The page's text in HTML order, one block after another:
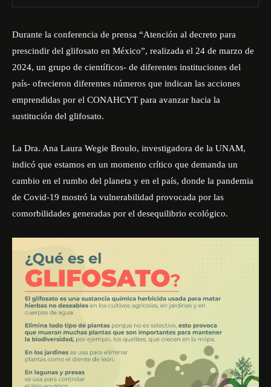
Durante la conferencia de prensa “Atención al decreto para
prescindir del glifosato en México”, realizada el 24 de marzo de
2024, un grupo de científicos- de diferentes instituciones del
país- ofrecieron diferentes números que indican las acciones
emprendidas por el CONAHCYT para avanzar hacia la
sustitución del glifosato.
La Dra. Ana Laura Wegie Broulo, investigadora de la UNAM,
indicó que estamos en un momento crítico que demanda un
cambio en el rumbo del planeta y en el país, donde la pandemia
de Covid-19 mostró la vulnerabilidad provocada por las
comorbilidades generadas por el desequilibrio ecológico.